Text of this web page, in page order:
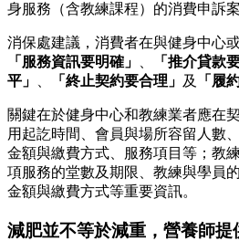
身服務（含教練課程）的消費申訴案
消保處建議，消費者在與健身中心
「服務資訊要明確」
「推介貸款
平」
「終止契約要合理」 及 「履
關鍵在於健身中心和教練業者應在
用起訖時間、會員與場所容留人數
金額與繳費方式、服務項目等；教
項服務的堂數及期限、教練與學員
金額與繳費方式等重要資訊。
減肥並不等於減重，營養師提